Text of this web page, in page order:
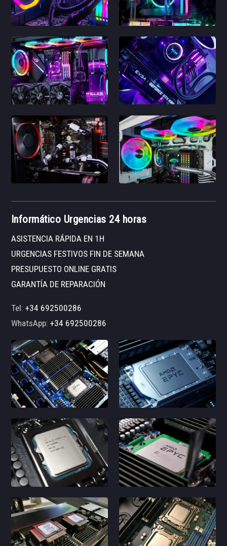
Informático Urgencias 24 horas
ASISTENCIA RÁPIDA EN 1H
URGENCIAS FESTIVOS FIN DE SEMANA
PRESUPUESTO ONLINE GRATIS
GARANTÍA DE REPARACIÓN
Tel:+34 692500286
WhatsApp:+34 692500286